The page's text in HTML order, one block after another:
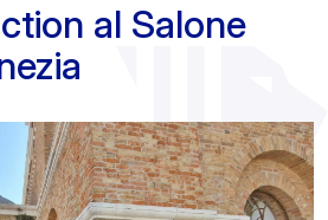
al Salone